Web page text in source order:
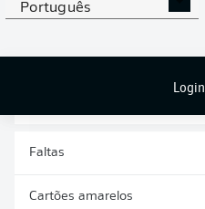
Português
Login
Faltas
Cartões amarelos